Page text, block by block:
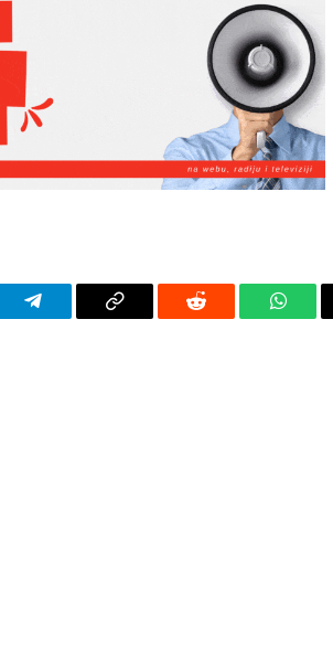
Telegram Copy
Reddit